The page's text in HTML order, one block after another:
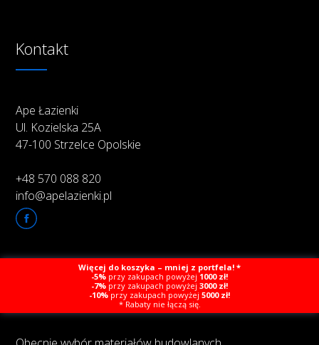
Kontakt
Ape Łazienki
Ul. Kozielska 25A
47-100 Strzelce Opolskie
+48 570 088 820
info@apelazienki.pl
Więcej do koszyka – mniej z portfela! *
-5% przy zakupach powyżej 1000 zł!
-7% przy zakupach powyżej 3000 zł!
-10% przy zakupach powyżej 5000 zł!
* Rabaty nie łączą się.